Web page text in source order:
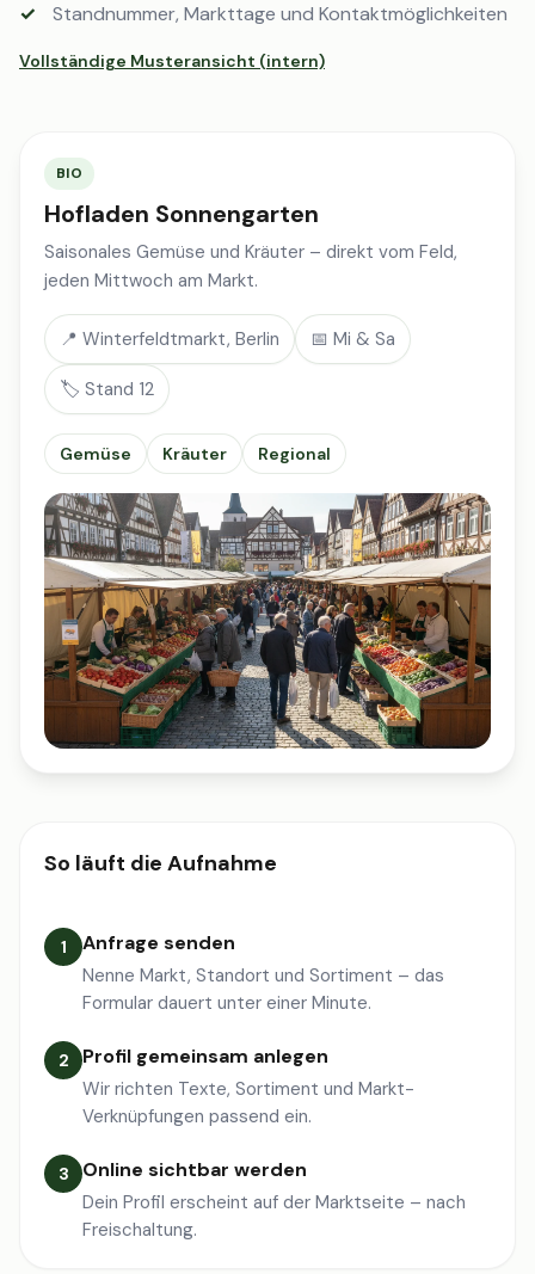
Standnummer, Markttage und Kontaktmöglichkeiten
Vollständige Musteransicht (intern)
BIO
Hofladen Sonnengarten
Saisonales Gemüse und Kräuter – direkt vom Feld,
jeden Mittwoch am Markt.
📍 Winterfeldtmarkt, Berlin 📅 Mi & Sa
🏷️ Stand 12
Gemüse Kräuter Regional
So läuft die Aufnahme
1 Anfrage senden
Nenne Markt, Standort und Sortiment – das
Formular dauert unter einer Minute.
2 Profil gemeinsam anlegen
Wir richten Texte, Sortiment und Markt-
Verknüpfungen passend ein.
3 Online sichtbar werden
Dein Profil erscheint auf der Marktseite – nach
Freischaltung.